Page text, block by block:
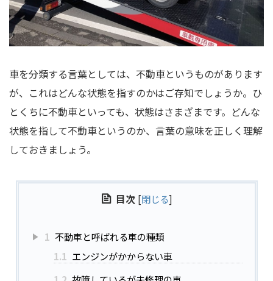
車を分類する言葉としては、不動車というものがあります
が、これはどんな状態を指すのかはご存知でしょうか。ひ
とくちに不動車といっても、状態はさまざまです。どんな
状態を指して不動車というのか、言葉の意味を正しく理解
しておきましょう。
目次 [閉じる]
1 不動車と呼ばれる車の種類
1.1 エンジンがかからない車